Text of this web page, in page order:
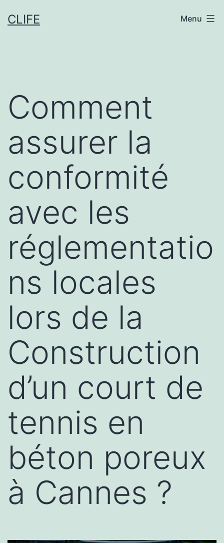
auCLIFE Menu
Comment
assurer la
conformité
avec les
réglementatio
ns locales
lors de la
Construction
d’un court de
tennis en
béton poreux
à Cannes ?